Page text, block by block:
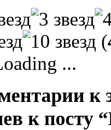
(
...
к
к посту